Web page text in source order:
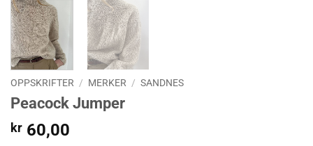
OPPSKRIFTER / MERKER / SANDNES
Peacock Jumper
kr 60,00